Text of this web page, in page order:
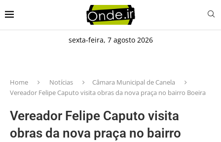
sexta-feira, 7 agosto 2026
Home Notícias
Câmara Municipal de Canela
Vereador Felipe Caputo visita obras da nova praça no bairro Boeira
Vereador Felipe Caputo visita
obras da nova praça no bairro